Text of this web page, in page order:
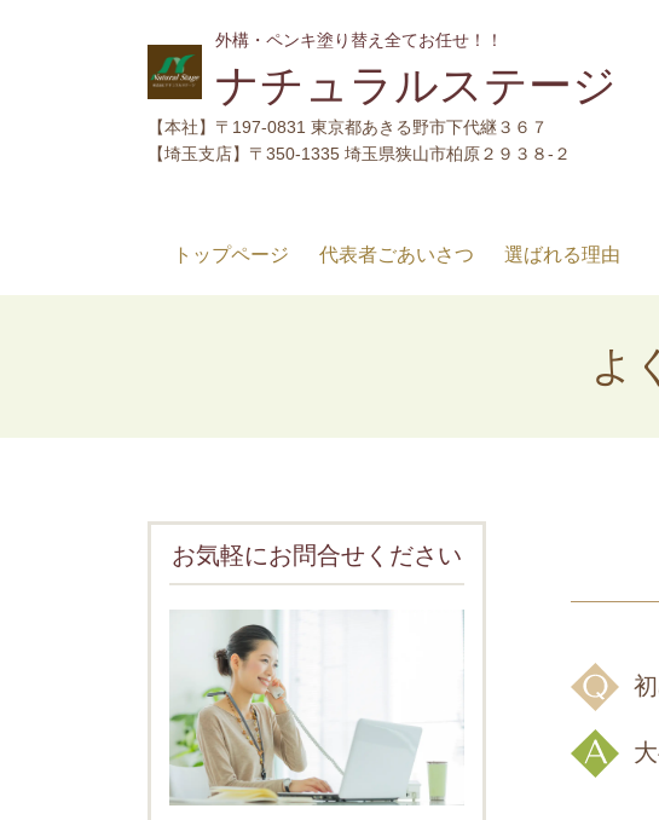
外構・ペンキ塗り替え全てお任せ！！
ナチュラルステージ
【本社】 〒197-0831 東京都あきる野市下代継３６７
【埼玉支店】〒350-1335 埼玉県狭山市柏原２９３８-２
トップページ 代表者ごあいさつ 選ばれる理由
よ
お気軽にお問合せください